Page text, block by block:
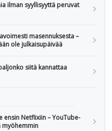
ilman syyllisyyttä peruvat
masennuksesta –
ole julkaisupäivää
siitä kannattaa
ensin Netflixiin – YouTube-
myöhemmin